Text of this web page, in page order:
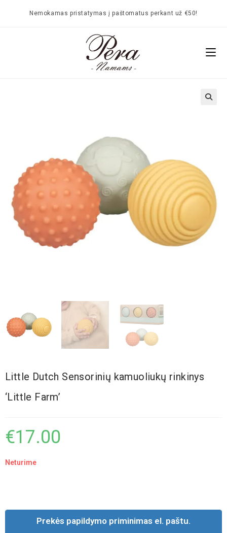
Nemokamas pristatymas į paštomatus perkant už €50!
Little Dutch Sensorinių kamuoliukų rinkinys
‘Little Farm’
€17.00
Neturime
Prekės papildymo priminimas el. paštu.